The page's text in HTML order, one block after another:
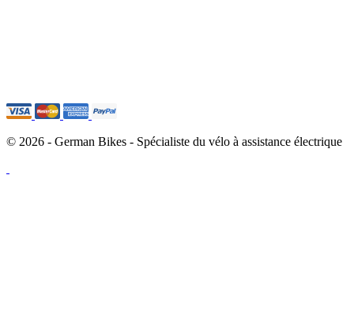
© 2026 - German Bikes - Spécialiste du vélo à assistance électrique